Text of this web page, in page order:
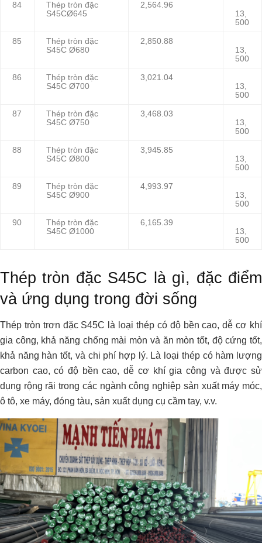
84
Thép tròn đặc
S45CØ645
2,564.96
13,
500
85
Thép tròn đặc
S45C Ø680
2,850.88
13,
500
86
Thép tròn đặc
S45C Ø700
3,021.04
13,
500
87
Thép tròn đặc
S45C Ø750
3,468.03
13,
500
88
Thép tròn đặc
S45C Ø800
3,945.85
13,
500
89
Thép tròn đặc
S45C Ø900
4,993.97
13,
500
90
Thép tròn đặc
S45C Ø1000
6,165.39
13,
500
Thép tròn đặc S45C là gì, đặc điểm
và ứng dụng trong đời sống
Thép tròn trơn đặc S45C là loại thép có độ bền cao, dễ cơ khí
gia công, khả năng chống mài mòn và ăn mòn tốt, độ cứng tốt,
khả năng hàn tốt, và chi phí hợp lý. Là loại thép có hàm lượng
carbon cao, có độ bền cao, dễ cơ khí gia công và được sử
dụng rộng rãi trong các ngành công nghiệp sản xuất máy móc,
ô tô, xe máy, đóng tàu, sản xuất dụng cụ cầm tay, v.v.